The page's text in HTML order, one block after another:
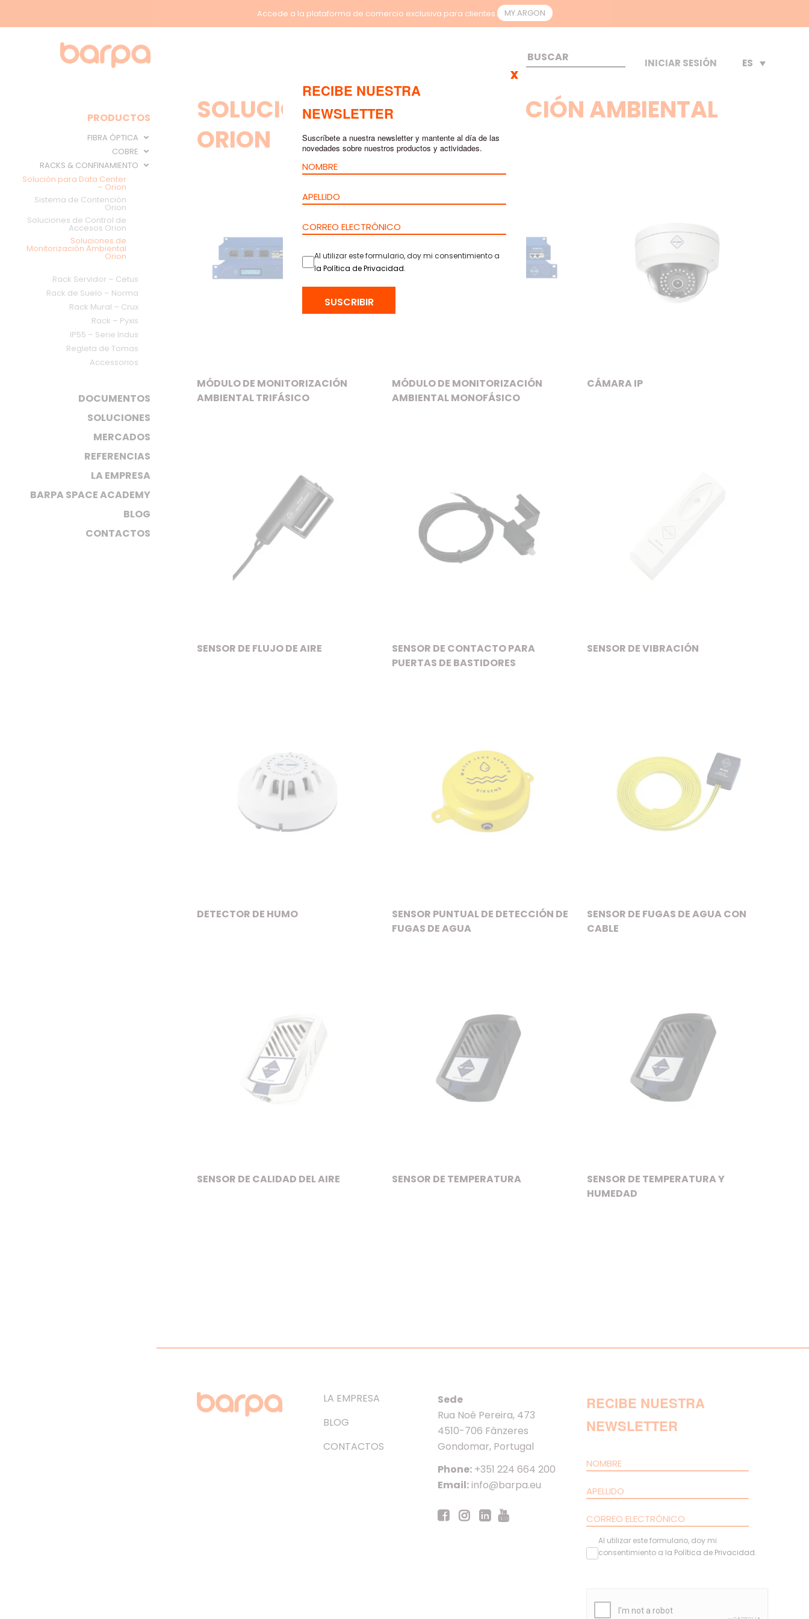
Accede a la plataforma de comercio exclusiva para clientes. MY.ARGON
PRODUCTOS
FIBRA ÓPTICA
COBRE
RACKS & CONFINAMIENTO
Solución para Data Center
– Orion
Sistema de Contención
Orion
Soluciones de Control de
Accesos Orion
Soluciones de
Monitorización Ambiental
Orion
Rack Servidor – Cetus
Rack de Suelo – Norma
Rack Mural – Crux
Rack – Pyxis
IP55 – Serie Indus
Regleta de Tomas
Accessorios
DOCUMENTOS
SOLUCIONES
MERCADOS
REFERENCIAS
LA EMPRESA
BARPA SPACE ACADEMY
BLOG
CONTACTOS
INICIAR SESIÓN ES
SOLUCIONES DE MONITORIZACIÓN AMBIENTAL
ORION
MÓDULO DE MONITORIZACIÓN
AMBIENTAL TRIFÁSICO
MÓDULO DE MONITORIZACIÓN
AMBIENTAL MONOFÁSICO
CÁMARA IP
SENSOR DE FLUJO DE AIRE
SENSOR DE CONTACTO PARA
PUERTAS DE BASTIDORES
SENSOR DE VIBRACIÓN
DETECTOR DE HUMO
SENSOR PUNTUAL DE DETECCIÓN DE
FUGAS DE AGUA
SENSOR DE FUGAS DE AGUA CON
CABLE
SENSOR DE CALIDAD DEL AIRE SENSOR DE TEMPERATURA
SENSOR DE TEMPERATURA Y
HUMEDAD
LA EMPRESA
BLOG
CONTACTOS
Sede
Rua Noé Pereira, 473
4510-706 Fânzeres
Gondomar, Portugal
Phone:+351 224 664 200
Email:info@barpa.eu
RECIBE NUESTRA
NEWSLETTER
Al utilizar este formulario, doy mi
consentimiento a la Política de Privacidad.
RECIBE NUESTRA
NEWSLETTER
Suscríbete a nuestra newsletter y mantente al día de las
novedades sobre nuestros productos y actividades.
Al utilizar este formulario, doy mi consentimiento a
laPolítica de Privacidad.
SUSCRIBIR
x